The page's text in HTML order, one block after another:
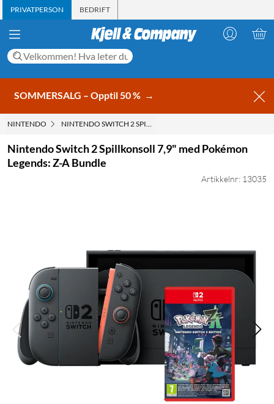
PRIVATPERSON BEDRIFT
SOMMERSALG – Opptil 50 % →
NINTENDO NINTENDO SWITCH 2 SPILLKONSOLL 7,9" MED POKÉMON
Nintendo Switch 2 Spillkonsoll 7,9" med Pokémon
Legends: Z-A Bundle
Artikkelnr: 13035